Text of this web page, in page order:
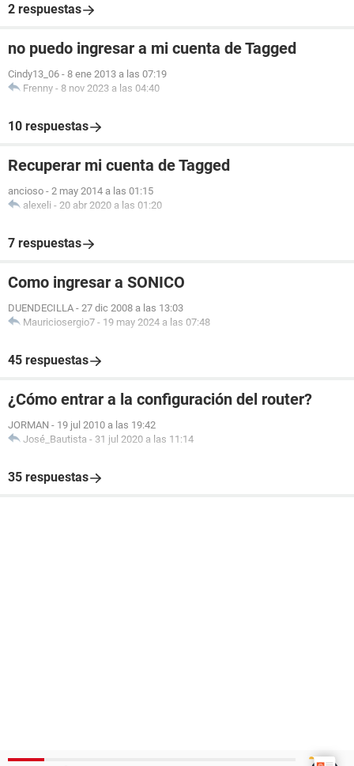
2 respuestas
no puedo ingresar a mi cuenta de Tagged
Cindy13_06 - 8 ene 2013 a las 07:19
Frenny - 8 nov 2023 a las 04:40
10 respuestas
Recuperar mi cuenta de Tagged
ancioso - 2 may 2014 a las 01:15
alexeli - 20 abr 2020 a las 01:20
7 respuestas
Como ingresar a SONICO
DUENDECILLA - 27 dic 2008 a las 13:03
Mauriciosergio7 - 19 may 2024 a las 07:48
45 respuestas
¿Cómo entrar a la configuración del router?
JORMAN - 19 jul 2010 a las 19:42
José_Bautista - 31 jul 2020 a las 11:14
35 respuestas